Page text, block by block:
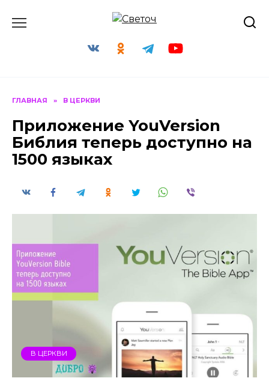
ГЛАВНАЯ » В ЦЕРКВИ
Приложение YouVersion
Библия теперь доступно на
1500 языках
В ЦЕРКВИ